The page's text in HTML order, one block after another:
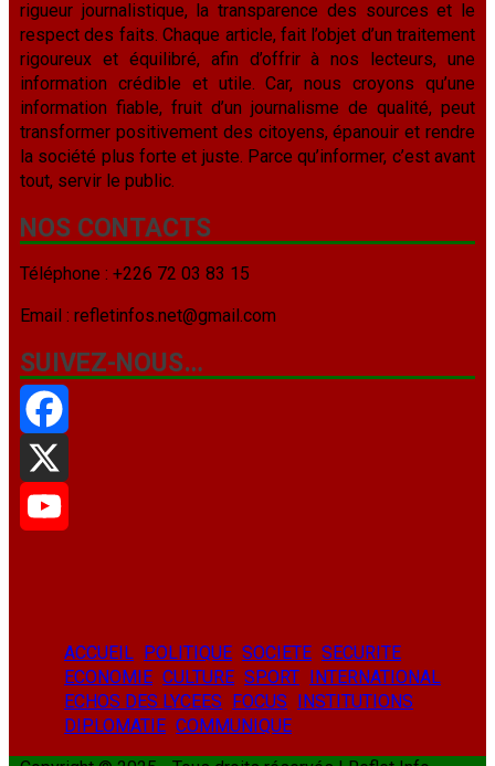
rigueur journalistique, la transparence des sources et le
respect des faits. Chaque article, fait l’objet d’un traitement
rigoureux et équilibré, afin d’offrir à nos lecteurs, une
information crédible et utile. Car, nous croyons qu’une
information fiable, fruit d’un journalisme de qualité, peut
transformer positivement des citoyens, épanouir et rendre
la société plus forte et juste. Parce qu’informer, c’est avant
tout, servir le public.
NOS CONTACTS
Téléphone : +226 72 03 83 15
Email : refletinfos.net@gmail.com
SUIVEZ-NOUS…
Facebook
X
ACCUEIL POLITIQUE SOCIETE SECURITE
ECONOMIE CULTURE SPORT
INTERNATIONAL
ECHOS DES LYCEES
FOCUS
INSTITUTIONS
DIPLOMATIE COMMUNIQUE